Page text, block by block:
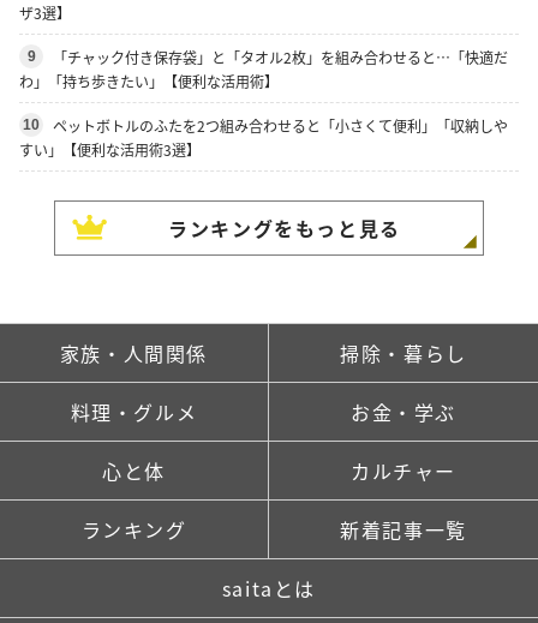
ザ3選】
9
「チャック付き保存袋」と「タオル2枚」を組み合わせると…「快適だ
わ」「持ち歩きたい」【便利な活用術】
10
ペットボトルのふたを2つ組み合わせると「小さくて便利」「収納しや
すい」【便利な活用術3選】
ランキングをもっと見る
家族・人間関係 掃除・暮らし
料理・グルメ お金・学ぶ
心と体 カルチャー
ランキング 新着記事一覧
saitaとは